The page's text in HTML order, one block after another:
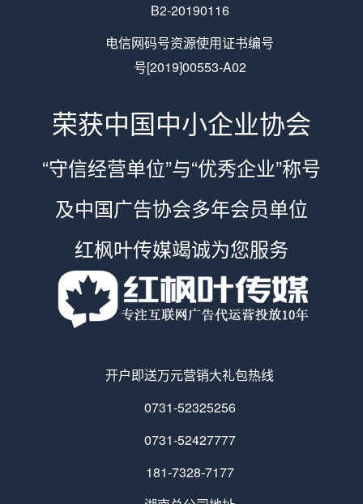
B2-20190116
电信网码号资源使用证书编号
号[2019]00553-A02
荣获中国中小企业协会
“守信经营单位”与“优秀企业”称号
及中国广告协会多年会员单位
红枫叶传媒竭诚为您服务
开户即送万元营销大礼包热线
0731-52325256
0731-52427777
181-7328-7177